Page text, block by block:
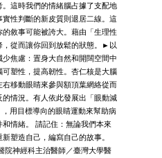
這時我們的情緒腦占據了支配地
性判斷的新皮質則退居二線。這
敘事可能被誇大。藉由「生理性
，從而讓你回到放鬆的狀態。►以
焦慮：置身大自然和開闊空間中
塑性，提高韌性。杏仁核是大腦
移動眼睛來參與額頂葉網絡從而
情況。有人依此發展出「眼動減
用目標導向的眼睛運動來幫助病
情緒。 請記住：無論我們本來
塑造自己，編寫自己的故事。
院神經科主治醫師／臺灣大學醫